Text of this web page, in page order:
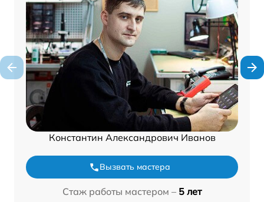
Константин Александрович Иванов
Вызвать мастера
Стаж работы мастером – 5 лет